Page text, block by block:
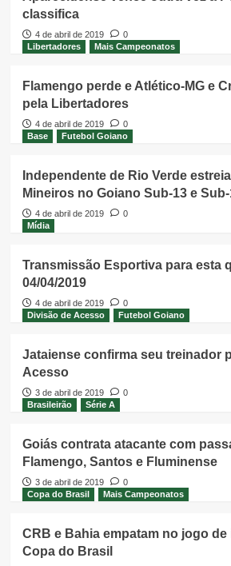
classifica
4 de abril de 2019
0
Libertadores
Mais Campeonatos
Flamengo perde e Atlético-MG e
pela Libertadores
4 de abril de 2019
0
Base
Futebol Goiano
Independente de Rio Verde
Mineiros no Goiano Sub-13 e Sub-
4 de abril de 2019
0
Mídia
Transmissão Esportiva para esta
04/04/2019
4 de abril de 2019
0
Divisão de Acesso
Futebol Goiano
Jataiense confirma seu treinador
Acesso
3 de abril de 2019
0
Brasileirão
Série A
Goiás contrata atacante com
Flamengo, Santos e Fluminense
3 de abril de 2019
0
Copa do Brasil
Mais Campeonatos
CRB e Bahia empatam no jogo de
Copa do Brasil